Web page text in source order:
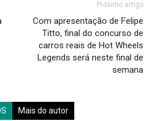
Próximo artigo
Com apresentação de Felipe
Titto, final do concurso de
carros reais de Hot Wheels
Legends será neste final de
semana
Mais do autor